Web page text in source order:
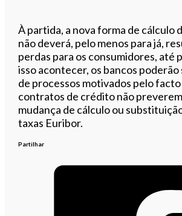
À partida, a nova forma de cálculo
não deverá, pelo menos para já,
perdas para os consumidores, até
isso acontecer, os bancos poderão
de processos motivados pelo facto
contratos de crédito não
mudança de cálculo ou
taxas Euribor.
Partilhar